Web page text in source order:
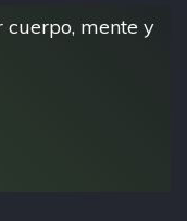
mente y